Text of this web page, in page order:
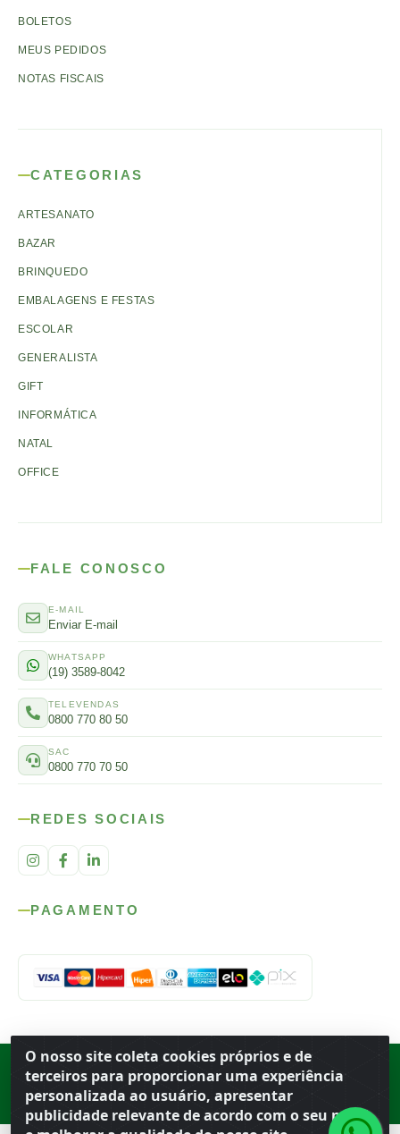
O nosso site coleta cookies próprios e de
terceiros para proporcionar uma experiência
personalizada ao usuário, apresentar
publicidade relevante de acordo com o seu perfil
BOLETOS
MEUS PEDIDOS
NOTAS FISCAIS
CATEGORIAS
ARTESANATO
BAZAR
BRINQUEDO
EMBALAGENS E FESTAS
ESCOLAR
GENERALISTA
GIFT
INFORMÁTICA
NATAL
OFFICE
FALE CONOSCO
E-MAIL
Enviar E-mail
WHATSAPP
(19) 3589-8042
TELEVENDAS
0800 770 80 50
SAC
0800 770 70 50
REDES SOCIAIS
PAGAMENTO
Rod. SP-215, s/n, km 98 — Área Rural Porto Ferreira ·BR
· CEP
· CNPJ 56.679.863/0001-91
© 2026 Atacado Ideal